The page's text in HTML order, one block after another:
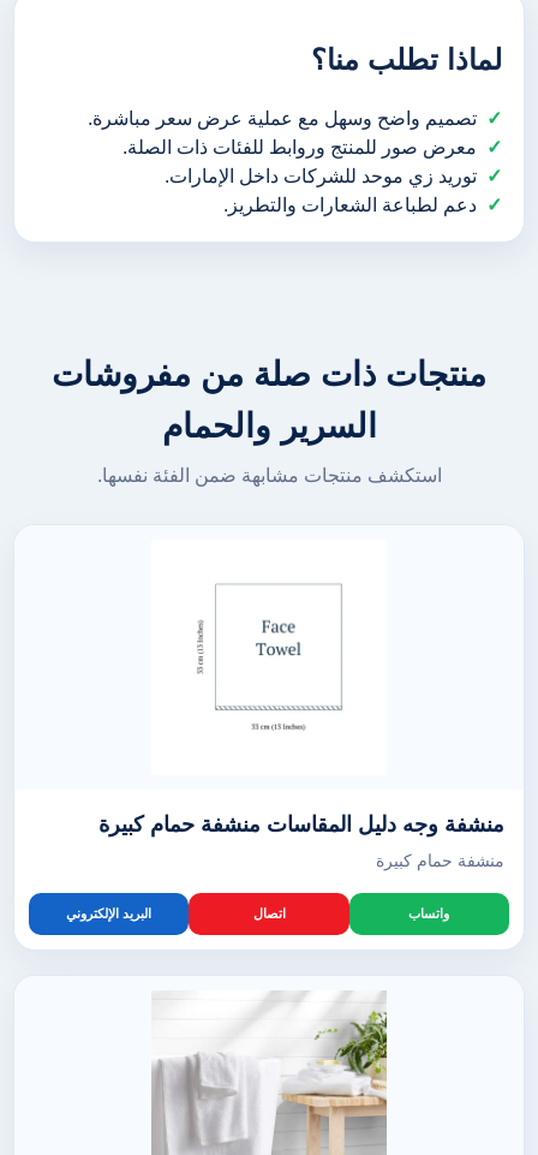
لماذا تطلب منا؟
تصميم واضح وسهل مع عملية عرض سعر مباشرة.
معرض صور للمنتج وروابط للفئات ذات الصلة.
توريد زي موحد للشركات داخل الإمارات.
دعم لطباعة الشعارات والتطريز.
منتجات ذات صلة من مفروشات
السرير والحمام
استكشف منتجات مشابهة ضمن الفئة نفسها.
منشفة وجه دليل المقاسات منشفة حمام كبيرة
منشفة حمام كبيرة
واتساب اتصال البريد الإلكتروني